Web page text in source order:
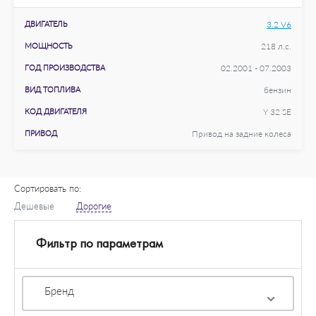
ДВИГАТЕЛЬ 3.2 V6
МОЩНОСТЬ 218 л.с.
ГОД ПРОИЗВОДСТВА 02.2001 - 07.2003
ВИД ТОПЛИВА бензин
КОД ДВИГАТЕЛЯ Y 32 SE
ПРИВОД Привод на задние колеса
Сортировать по:
Дешевые
Дорогие
Фильтр по параметрам
Бренд